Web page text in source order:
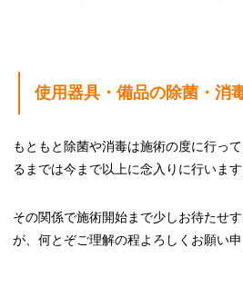
使用器具・備品の除菌・消
もともと除菌や消毒は施術の度に行っ
るまでは今まで以上に念入りに行います
その関係で施術開始まで少しお待たせ
が、何とぞご理解の程よろしくお願い申